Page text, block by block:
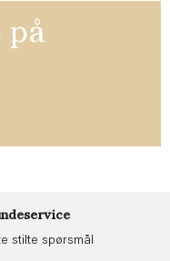
på
stilte spørsmål